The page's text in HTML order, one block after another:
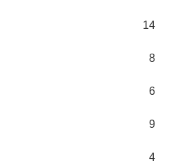
14
8
6
9
4